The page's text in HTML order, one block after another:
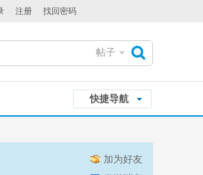
注册 找回密码
帖子
快捷导航
加为好友